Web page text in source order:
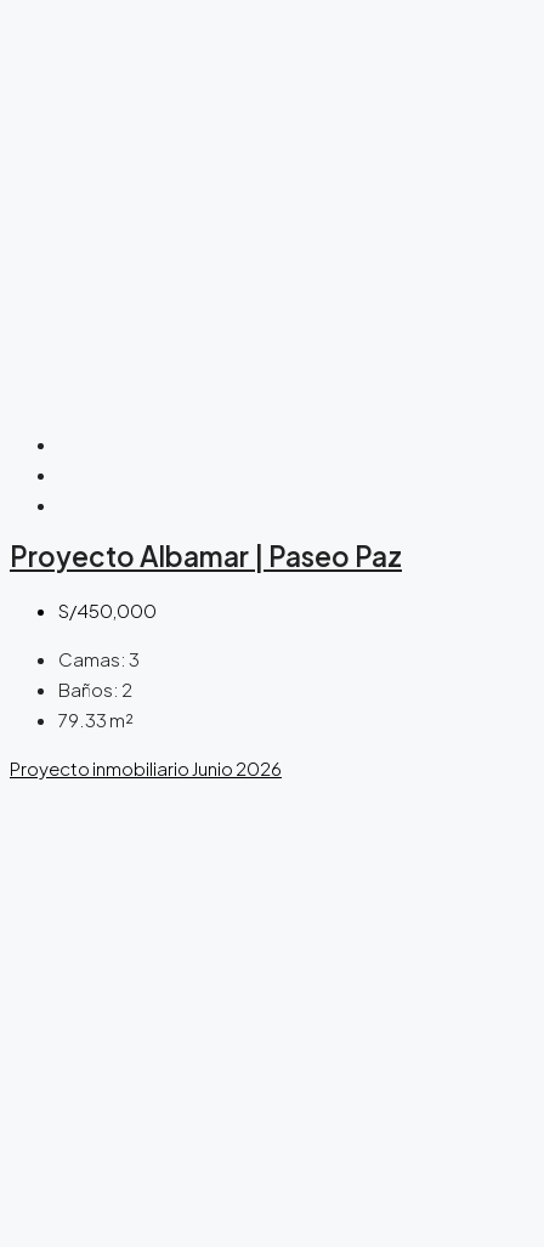
Proyecto Albamar | Paseo Paz
S/450,000
Camas: 3
Baños: 2
79.33 m²
Proyecto inmobiliario Junio 2026